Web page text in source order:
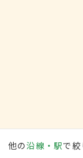
他の沿線・駅で絞